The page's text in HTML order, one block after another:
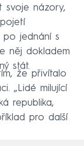
svoje názory,
po jednání s
něj dokladem
stát.
že přivítalo
„Lidé milující
republika,
pro další